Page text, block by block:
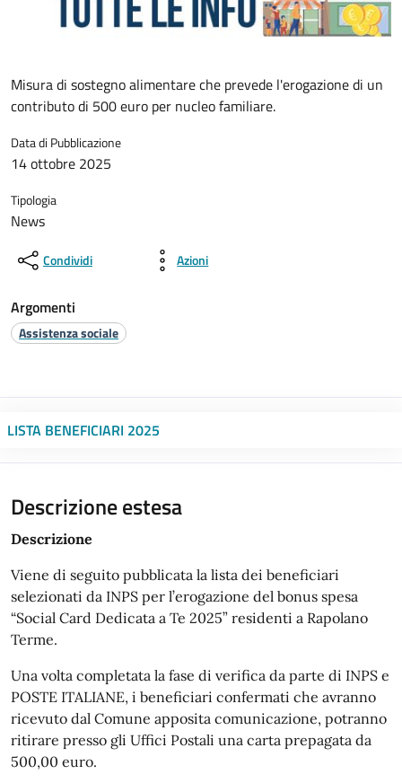
Misura di sostegno alimentare che prevede l'erogazione di un
contributo di 500 euro per nucleo familiare.
Data di Pubblicazione
14 ottobre 2025
Tipologia
News
Condividi Azioni
Argomenti
Assistenza sociale
LISTA BENEFICIARI 2025
Descrizione estesa
Descrizione
Viene di seguito pubblicata la lista dei beneficiari
selezionati da INPS per l’erogazione del bonus spesa
“Social Card Dedicata a Te 2025” residenti a Rapolano
Terme.
Una volta completata la fase di verifica da parte di INPS e
POSTE ITALIANE, i beneficiari confermati che avranno
ricevuto dal Comune apposita comunicazione, potranno
ritirare presso gli Uffici Postali una carta prepagata da
500,00 euro.